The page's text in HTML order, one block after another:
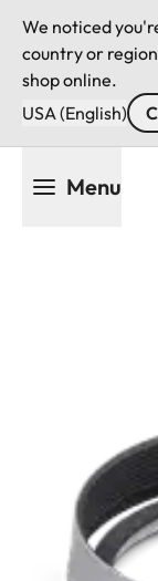
We noticed
country or
shop online.
USA (English)
Menu